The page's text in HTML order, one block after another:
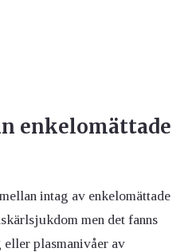
enkelomättade
intag av enkelomättade
men det fanns
eller plasmanivåer av